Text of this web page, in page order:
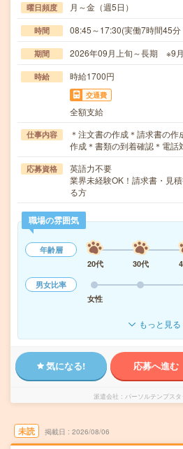
曜日頻度 月～金（週5日）
時間 08:45～17:30(実働7時間45
期間 2026年09月上旬～長期 ※9月
時給 時給1700円
交通費
全額支給
仕事内容
＊注文書の作成＊請求書の
作成＊書類の到着確認＊電話
応募資格
英語力不要
業界未経験OK！請求書・見
る方
職場の雰囲気
年齢層
20代
30代
男女比率
女性
もっと見る
気になる! 応募へ進む
派遣会社 パーソルテンプスタ
未読 掲載日 2026/08/06